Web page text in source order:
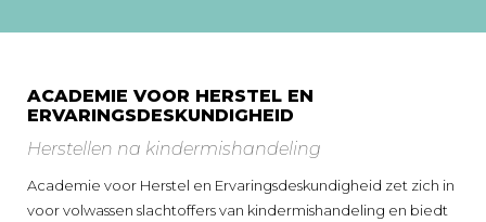
ACADEMIE VOOR HERSTEL EN
ERVARINGSDESKUNDIGHEID
Herstellen na kindermishandeling
Academie voor Herstel en Ervaringsdeskundigheid zet zich in
voor volwassen slachtoffers van kindermishandeling en biedt